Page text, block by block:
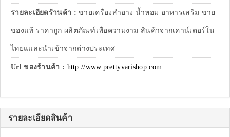
รายละเอียดร้านค้า :ขายเครื่องสำอาง น้ำหอม อาหารเสริม ขาย
ของแท้ ราคาถูก ผลิตภัณฑ์เพื่อความงาม สินค้าจากเคาน์เตอร์ใน
ไทยแและนำเข้าจากต่างประเทศ
Url ของร้านค้า : http://www.prettyvarishop.com
รายละเอียดสินค้า